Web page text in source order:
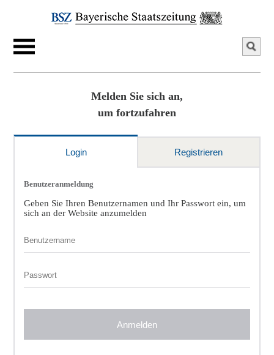
Melden Sie sich an,
um fortzufahren
Login Registrieren
Benutzeranmeldung
Geben Sie Ihren Benutzernamen und Ihr Passwort ein, um
sich an der Website anzumelden